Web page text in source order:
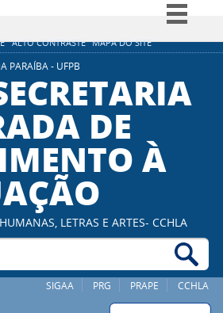
ALTO CONTRASTE MAPA DO SITE
Simplifique!
Participe
Acesso à informação
Legislação
Canais
PARAÍBA - UFPB
DE
À
LETRAS E ARTES- CCHLA
SIGAA PRG PRAPE CCHLA